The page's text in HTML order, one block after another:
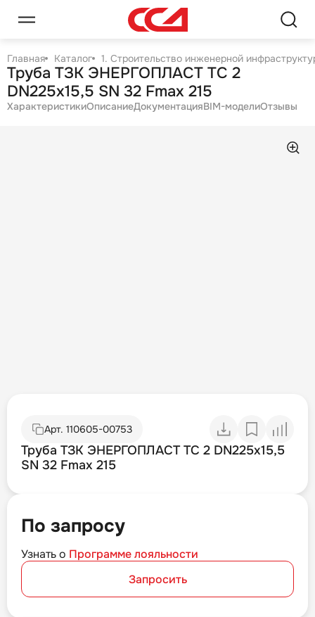
Главная Каталог 1. Строительство инженерной
Труба ТЗК ЭНЕРГОПЛАСТ ТС 2
DN225х15,5 SN 32 Fmax 215
ХарактеристикиОписаниеДокументацияBIM-моделиОтзывы
Арт. 110605-00753
Труба ТЗК ЭНЕРГОПЛАСТ ТС 2 DN225х15,5
SN 32 Fmax 215
По запросу
Узнать о Программе лояльности
Запросить